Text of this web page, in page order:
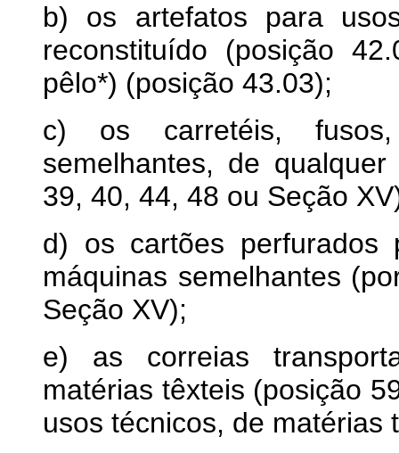
b) os artefatos para
reconstituído (posição
pêlo*) (posição 43.03);
c) os carretéis,
semelhantes, de
39, 40, 44, 48 ou Seção
d) os cartões perfurados
máquinas semelhantes
Seção XV);
e) as correias
matérias têxteis (posição
usos técnicos, de matérias